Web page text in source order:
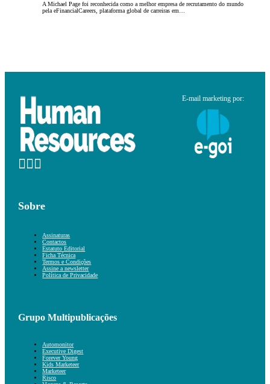
A Michael Page foi reconhecida como a melhor empresa de recrutamento do mundo
pela eFinancialCareers, plataforma global de carreiras em…
E-mail marketing por:
Sobre
Assinaturas
Contactos
Estatuto Editorial
Ficha Técnica
Termos e Condições
Assine a newsletter
Política de Privacidade
Grupo Multipublicações
Automonitor
Executive Digest
Forever Young
Kids Marketeer
Marketeer
Risco